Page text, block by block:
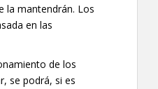
la mantendrán. Los
en las
de los
se podrá, si es